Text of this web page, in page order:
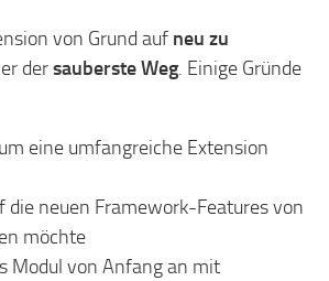
von Grund auf neu zu
dersauberste Weg. Einige Gründe
eine umfangreiche Extension
die neuen Framework-Features von
möchte
Modul von Anfang an mit